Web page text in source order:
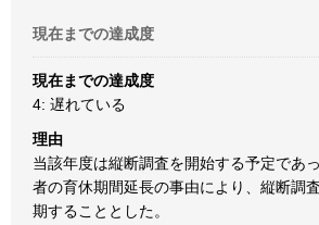
現在までの達成度
現在までの達成度
4: 遅れている
理由
当該年度は縦断調査を開始する予定であ
者の育休期間延長の事由により、縦断調
期することとした。